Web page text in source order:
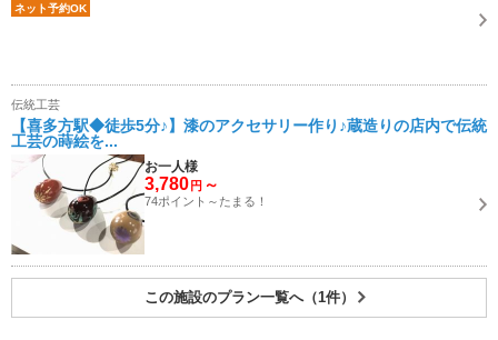
ネット予約OK
伝統工芸
【喜多方駅◆徒歩5分♪】漆のアクセサリー作り♪蔵造りの店内で伝統
工芸の蒔絵を...
お一人様
3,780 円 ～
74ポイント～たまる！
この施設のプラン一覧へ（1件）